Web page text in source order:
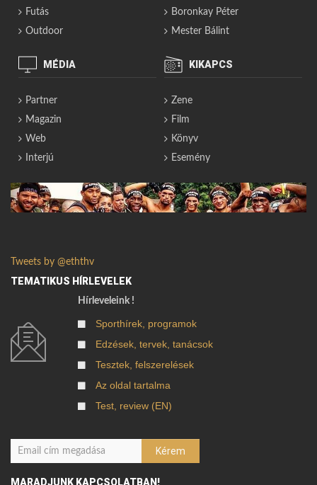
Futás
Outdoor
Boronkay Péter
Mester Bálint
MÉDIA
Partner
Magazin
Web
Interjú
KIKAPCS
Zene
Film
Könyv
Esemény
Tweets by @eththv
TEMATIKUS HÍRLEVELEK
Hírleveleink !
Sporthírek, programok
Edzések, tervek, tanácsok
Tesztek, felszerelések
Az oldal tartalma
Test, review (EN)
MARADJUNK KAPCSOLATBAN!